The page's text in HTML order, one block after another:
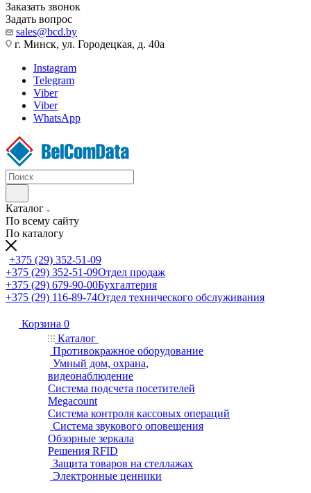
Заказать звонок
Задать вопрос
sales@bcd.by
г. Минск, ул. Городецкая, д. 40а
Instagram
Telegram
Viber
Viber
WhatsApp
Каталог
По всему сайту
По каталогу
+375 (29) 352-51-09
+375 (29) 352-51-09Отдел продаж
+375 (29) 679-90-00Бухгалтерия
+375 (29) 116-89-74Отдел технического обслуживания
Корзина 0
Каталог
Противокражное оборудование
Умный дом, охрана,
видеонаблюдение
Система подсчета посетителей
Megacount
Система контроля кассовых операций
Система звукового оповещения
Обзорные зеркала
Решения RFID
Защита товаров на стеллажах
Электронные ценники